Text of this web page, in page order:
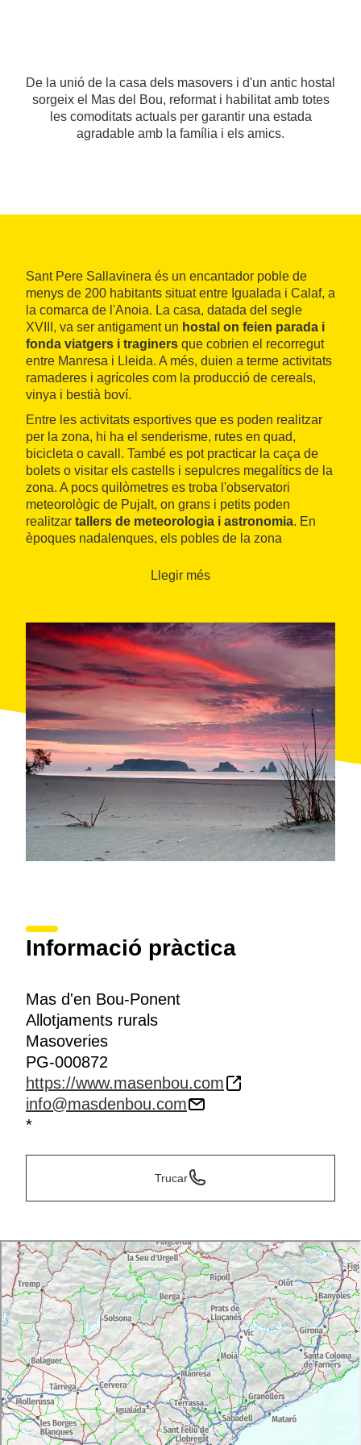
De la unió de la casa dels masovers i d'un antic hostal
sorgeix el Mas del Bou, reformat i habilitat amb totes
les comoditats actuals per garantir una estada
agradable amb la família i els amics.
Sant Pere Sallavinera és un encantador poble de
menys de 200 habitants situat entre Igualada i Calaf, a
la comarca de l'Anoia. La casa, datada del segle
XVIII, va ser antigament un hostal on feien parada i
fonda viatgers i traginers que cobrien el recorregut
entre Manresa i Lleida. A més, duien a terme activitats
ramaderes i agrícoles com la producció de cereals,
vinya i bestià boví.
Entre les activitats esportives que es poden realitzar
per la zona, hi ha el senderisme, rutes en quad,
bicicleta o cavall. També es pot practicar la caça de
bolets o visitar els castells i sepulcres megalítics de la
zona. A pocs quilòmetres es troba l'observatori
meteorològic de Pujalt, on grans i petits poden
realitzar tallers de meteorologia i astronomia. En
èpoques nadalenques, els pobles de la zona
Llegir més
Informació pràctica
Mas d'en Bou-Ponent
Allotjaments rurals
Masoveries
PG-000872
https://www.masenbou.com
info@masdenbou.com
*
Trucar